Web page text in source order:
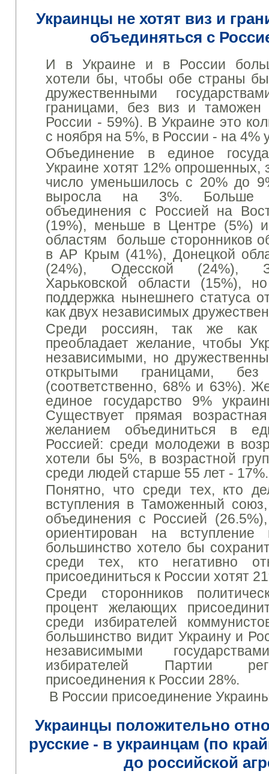
Украинцы не хотят виз и
объединяться с
И в Украине и в России
хотели бы, чтобы обе страны
дружественными
границами, без виз и
России - 59%). В Украине это
с ноября на 5%, в России - на 4%
Объединение в единое
Украине хотят 12% опрошенных,
число уменьшилось с 20% до
выросла на 3%. Больше
объединения с Россией на
(19%), меньше в Центре (5%)
областям больше сторонников
в АР Крым (41%), Донецкой
(24%), Одесской (24%),
Харьковской области (15%),
поддержка нынешнего статуса
как двух независимых
Среди россиян, так же как
преобладает желание, чтобы
независимыми, но
открытыми границами,
(соответственно, 68% и 63%).
единое государство 9%
Существует прямая
желанием объединиться в
Россией: среди молодежи в
хотели бы 5%, в возрастной
среди людей старше 55 лет - 17%.
Понятно, что среди тех, кто
вступления в Таможенный
объединения с Россией
ориентирован на
большинство хотело бы
среди тех, кто негативно
присоединиться к России хотят
Среди сторонников
процент желающих
среди избирателей
большинство видит Украину и
независимыми
избирателей Партии
присоединения к России 28%.
В России присоединение
Украинцы положительно
русские - в украинцам (по
до российской